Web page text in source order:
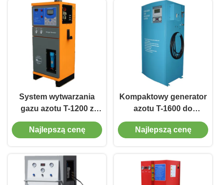
System wytwarzania
gazu azotu T-1200 z
automatyczną kontrolą
czystości
Najlepszą cenę
Kompaktowy generator
azotu T-1600 do
eksploatacji małych i
dużych samochodów
Najlepszą cenę